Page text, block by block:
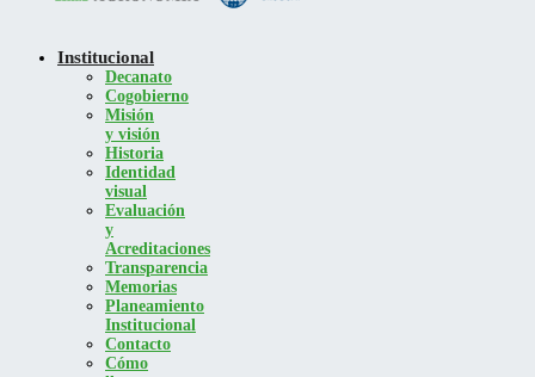
Institucional
Decanato
Cogobierno
Misión
y visión
Historia
Identidad
visual
Evaluación
y
Acreditaciones
Transparencia
Memorias
Planeamiento
Institucional
Contacto
Cómo